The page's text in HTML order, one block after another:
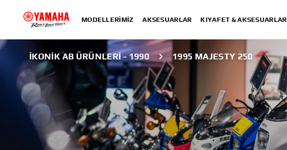
MODELLERIMIZ AKSESUARLAR KIYAFET & AKSESUARLAR
İKONIK AB ÜRÜNLERI - 1990 1995 MAJESTY 250